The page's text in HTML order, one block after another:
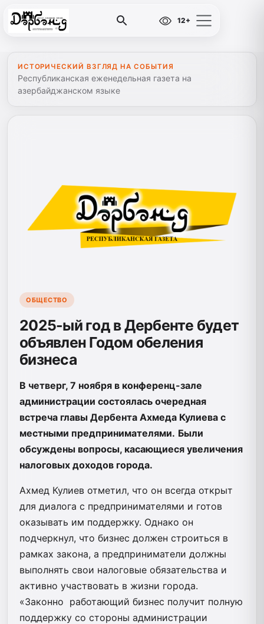
12+
ИСТОРИЧЕСКИЙ ВЗГЛЯД НА СОБЫТИЯ
Республиканская еженедельная газета на
азербайджанском языке
ОБЩЕСТВО
2025-ый год в Дербенте будет
объявлен Годом обеления
бизнеса
В четверг, 7 ноября в конференц-зале
администрации состоялась очередная
встреча главы Дербента Ахмеда Кулиева с
местными предпринимателями. Были
обсуждены вопросы, касающиеся увеличения
налоговых доходов города.
Ахмед Кулиев отметил, что он всегда открыт
для диалога с предпринимателями и готов
оказывать им поддержку. Однако он
подчеркнул, что бизнес должен строиться в
рамках закона, а предприниматели должны
выполнять свои налоговые обязательства и
активно участвовать в жизни города.
«Законно работающий бизнес получит полную
поддержку со стороны администрации